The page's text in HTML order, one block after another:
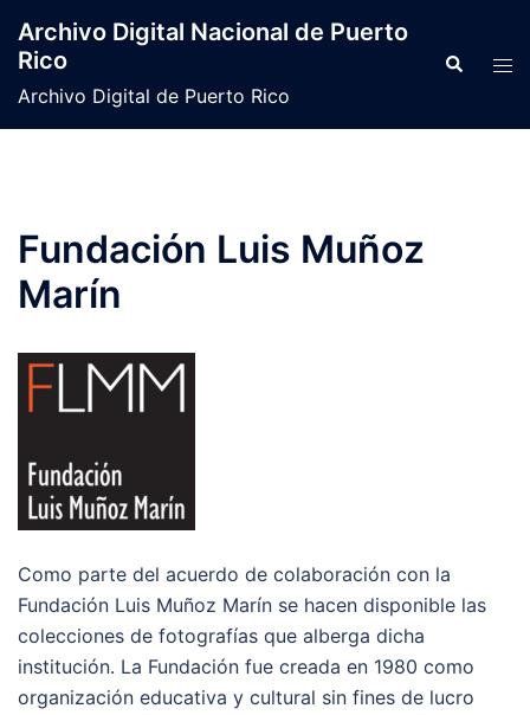
Archivo Digital Nacional de Puerto
Rico
Archivo Digital de Puerto Rico
Fundación Luis Muñoz
Marín
Como parte del acuerdo de colaboración con la
Fundación Luis Muñoz Marín se hacen disponible las
colecciones de fotografías que alberga dicha
institución. La Fundación fue creada en 1980 como
organización educativa y cultural sin fines de lucro